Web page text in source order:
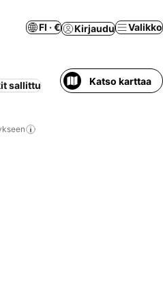
FI · € Kirjaudu Valikko
sallittu Katso karttaa